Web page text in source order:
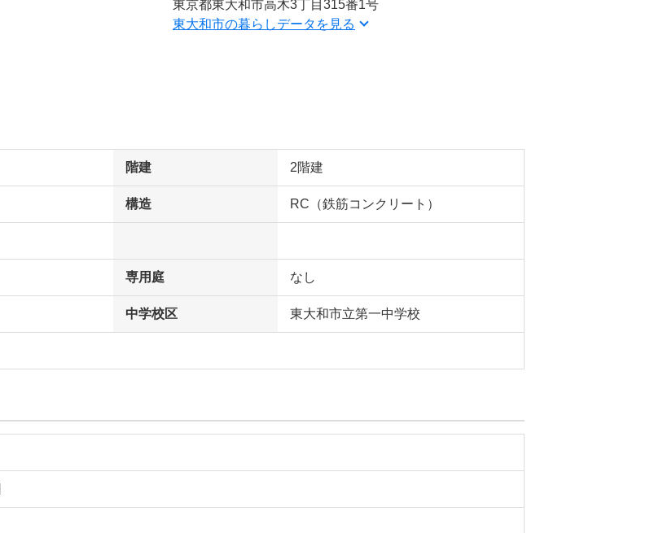
東京都東大和市高木3丁目315番1号
東大和市の暮らしデータを見る
階建 2階建
構造 RC（鉄筋コンクリート）
専用庭 なし
中学校区 東大和市立第一中学校